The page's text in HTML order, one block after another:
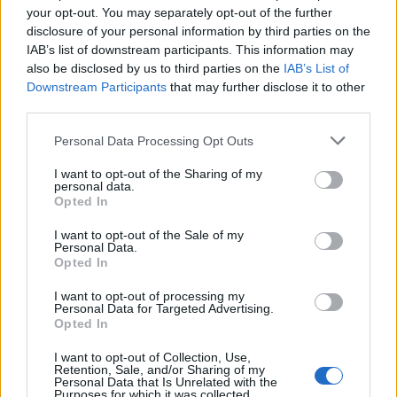
your opt-out. You may separately opt-out of the further
disclosure of your personal information by third parties on the
IAB’s list of downstream participants. This information may
also be disclosed by us to third parties on the IAB’s List of
Downstream Participants that may further disclose it to other
Personal Data Processing Opt Outs
I want to opt-out of the Sharing of my
personal data.
Opted In
I want to opt-out of the Sale of my
Personal Data.
Opted In
I want to opt-out of processing my
Personal Data for Targeted Advertising.
Opted In
I want to opt-out of Collection, Use,
Retention, Sale, and/or Sharing of my
Personal Data that Is Unrelated with the
Ροή ειδήσεων Δημοφιλή
Ειδικό Χωροταξικό για τον Τουρισμό: Οι νέοι κανόνες
08:12
Ελληνική Αναπτυξιακή Τράπεζα: Με «προίκα» 2 δισ. ευρώ
08:05
Σαββατοκύριακο – Και η Κρήτη στο “κόκκινο” για φωτιές
Ο Ζελένσκι ευχαρίστησε την αμερικανική Γερουσία για
το νομοσχέδιο επιβολής κυρώσεων στη Ρωσία